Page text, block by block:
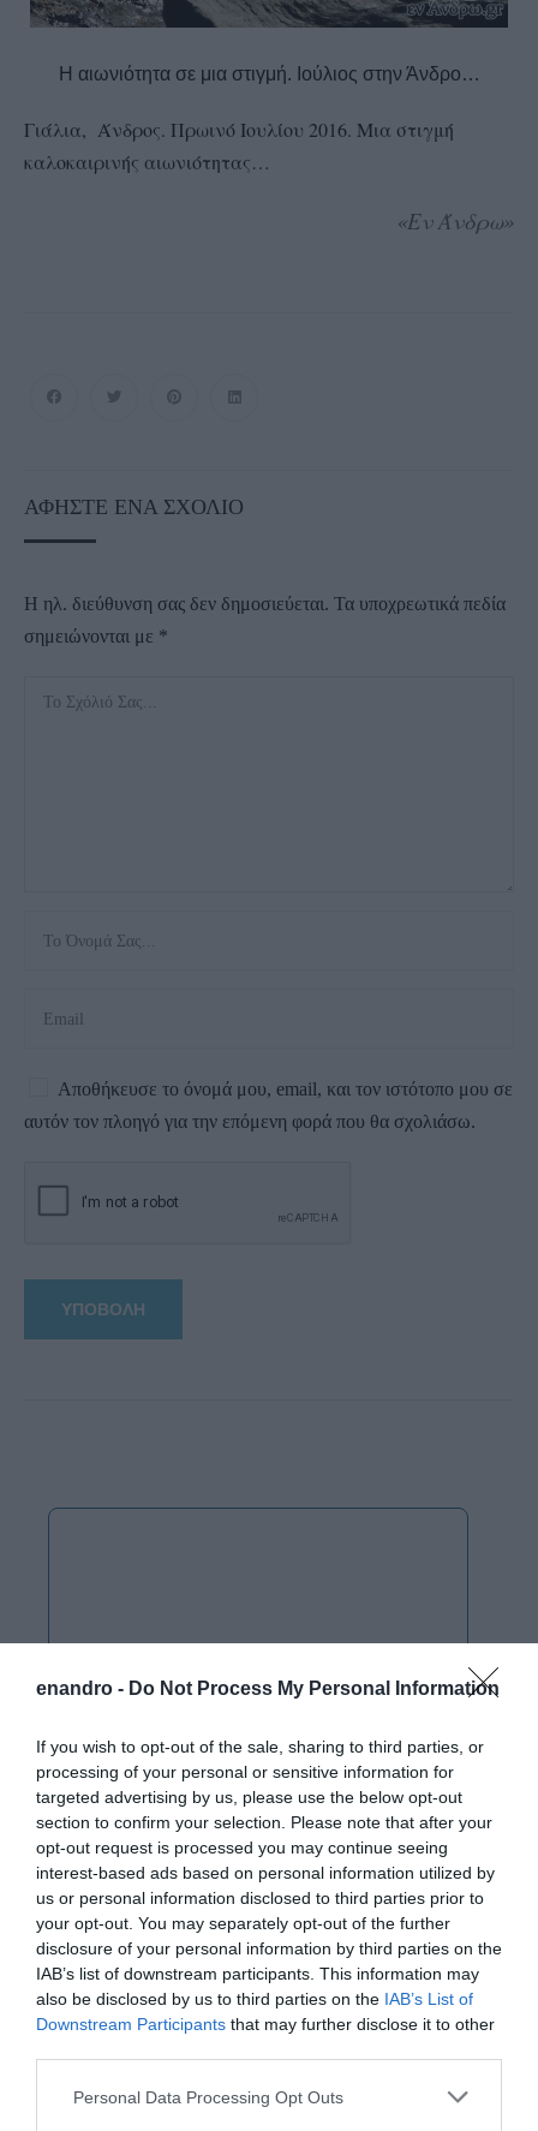
enandro - Do Not Process My Personal Information
If you wish to opt-out of the sale, sharing to third parties, or
processing of your personal or sensitive information for
targeted advertising by us, please use the below opt-out
section to confirm your selection. Please note that after your
opt-out request is processed you may continue seeing
interest-based ads based on personal information utilized by
us or personal information disclosed to third parties prior to
your opt-out. You may separately opt-out of the further
disclosure of your personal information by third parties on the
IAB’s list of downstream participants. This information may
also be disclosed by us to third parties on the IAB’s List of
Downstream Participants that may further disclose it to other
Please note that this website/app uses one or more Google
Personal Data Processing Opt Outs
Η αιωνιότητα σε μια στιγμή. Ιούλιος στην Άνδρο…
Γιάλια, Άνδρος. Πρωινό Ιουλίου 2016. Μια στιγμή
καλοκαιρινής αιωνιότητας…
«Εν Άνδρω»
ΑΦΉΣΤΕ ΈΝΑ ΣΧΌΛΙΟ
Η ηλ. διεύθυνση σας δεν δημοσιεύεται. Τα υποχρεωτικά πεδία
σημειώνονται με *
Αποθήκευσε το όνομά μου, email, και τον ιστότοπο μου σε
αυτόν τον πλοηγό για την επόμενη φορά που θα σχολιάσω.